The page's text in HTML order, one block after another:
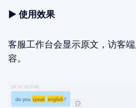
▶ 使用效果
客服工作台会显示原文，访客
容。